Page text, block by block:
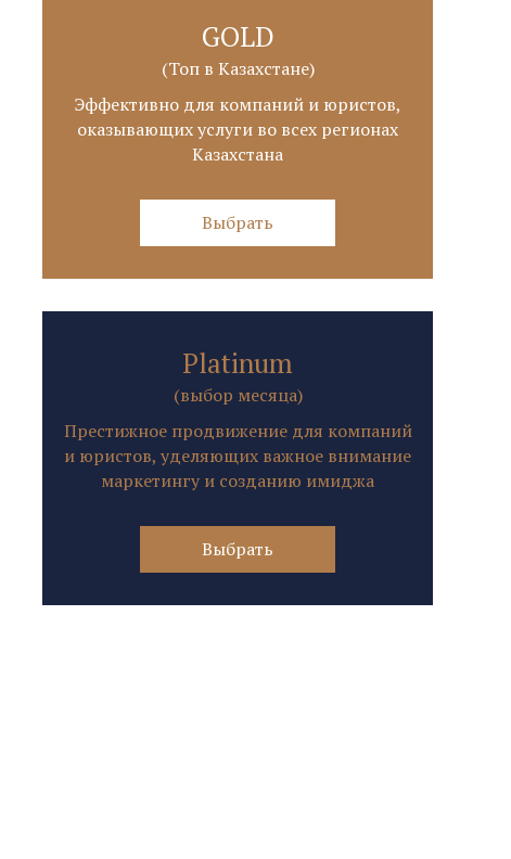
GOLD
(Топ в Казахстане)
Эффективно для компаний и юристов,
оказывающих услуги во всех регионах
Казахстана
Выбрать
Platinum
(выбор месяца)
Престижное продвижение для компаний
и юристов, уделяющих важное внимание
маркетингу и созданию имиджа
Выбрать